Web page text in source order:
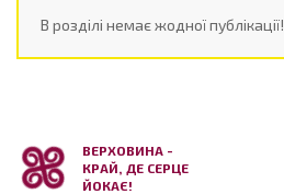
В розділі немає жодної публікації!
ВЕРХОВИНА -
КРАЙ, ДЕ СЕРЦЕ
ЙОКАЄ!